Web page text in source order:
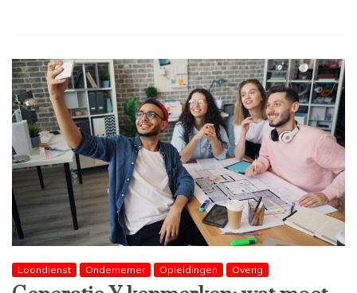
Loondienst Ondernemer Opleidingen Overig